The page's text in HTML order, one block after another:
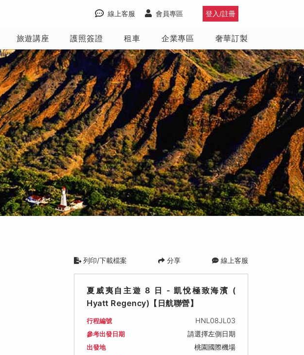
登入/註冊
會員專區
線上客服
旅遊講座 護照簽證 租車 企業專區 奢華訂製
列印/下載檔案 分享 線上客服
夏威夷自主遊 8 日 - 凱悅極致海濱 (
Hyatt Regency)【日航聯營】
行程編號 HNL08JL03
參考出發日期 請選擇左側日期
出發地 桃園國際機場